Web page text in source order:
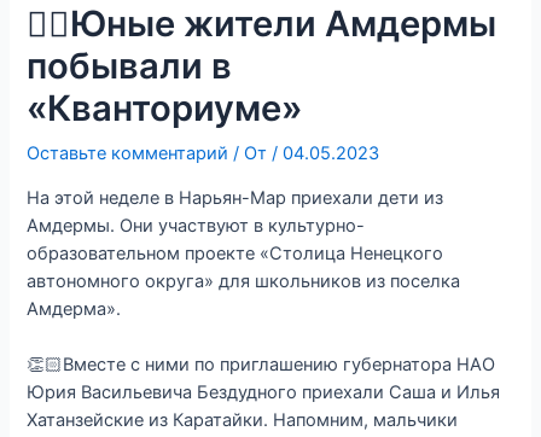
✍🏻Юные жители Амдермы
побывали в
«Кванториуме»
Оставьте комментарий / От/04.05.2023
На этой неделе в Нарьян-Мар приехали дети из
Амдермы. Они участвуют в культурно-
образовательном проекте «Столица Ненецкого
автономного округа» для школьников из поселка
Амдерма».
👏🏻Вместе с ними по приглашению губернатора НАО
Юрия Васильевича Бездудного приехали Саша и Илья
Хатанзейские из Каратайки. Напомним, мальчики